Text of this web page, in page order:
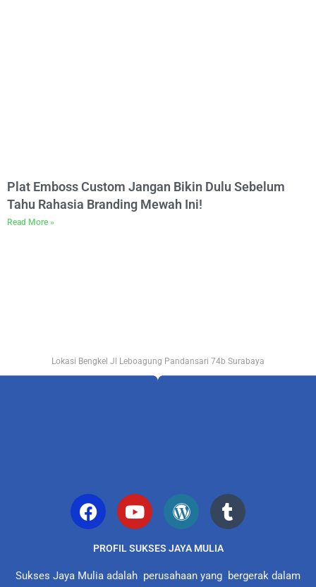
Plat Emboss Custom Jangan Bikin Dulu Sebelum
Tahu Rahasia Branding Mewah Ini!
Read More »
Lokasi Bengkel Jl Leboagung Pandansari 74b Surabaya
PROFIL SUKSES JAYA MULIA
Sukses Jaya Mulia adalah perusahaan yang bergerak dalam